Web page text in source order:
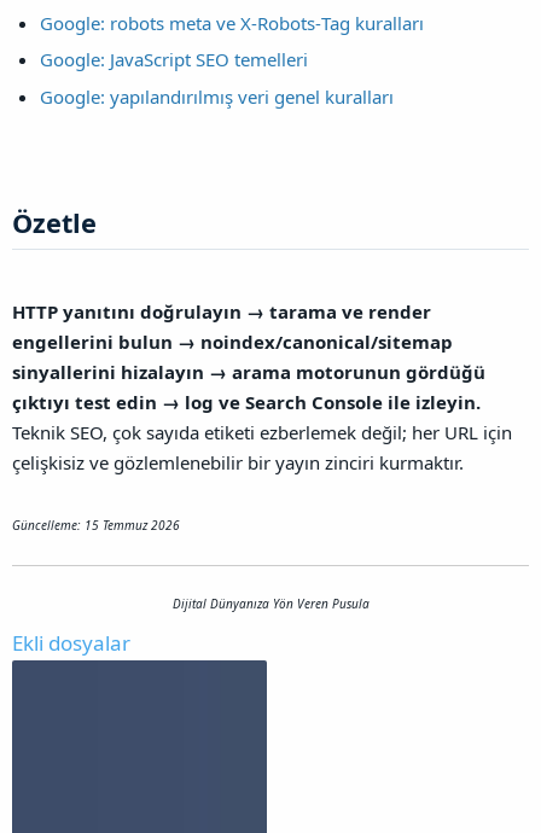
Google: robots meta ve X‑Robots‑Tag kuralları
Google: JavaScript SEO temelleri
Google: yapılandırılmış veri genel kuralları
Özetle​
HTTP yanıtını doğrulayın → tarama ve render
engellerini bulun → noindex/canonical/sitemap
sinyallerini hizalayın → arama motorunun gördüğü
çıktıyı test edin → log ve Search Console ile izleyin.
Teknik SEO, çok sayıda etiketi ezberlemek değil; her URL için
çelişkisiz ve gözlemlenebilir bir yayın zinciri kurmaktır.
Güncelleme: 15 Temmuz 2026
Dijital Dünyanıza Yön Veren Pusula
Ekli dosyalar